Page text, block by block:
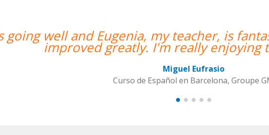
is fantastic. My communication skills
enjoying the lessons!””